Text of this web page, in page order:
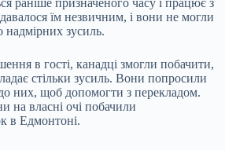
раніше призначеного часу і працює з
їм незвичним, і вони не могли
надмірних зусиль.
в гості, канадці змогли побачити,
стільки зусиль. Вони попросили
них, щоб допомогти з перекладом.
на власні очі побачили
в Едмонтоні.